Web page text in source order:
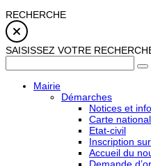
RECHERCHE
SAISISSEZ VOTRE
Mairie
Démarches
Notices et
Carte
Etat-civil
Inscription
Accueil du